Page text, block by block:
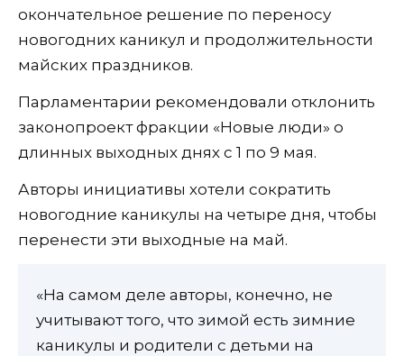
окончательное решение по переносу
новогодних каникул и продолжительности
майских праздников.
Парламентарии рекомендовали отклонить
законопроект фракции «Новые люди» о
длинных выходных днях с 1 по 9 мая.
Авторы инициативы хотели сократить
новогодние каникулы на четыре дня, чтобы
перенести эти выходные на май.
«На самом деле авторы, конечно, не
учитывают того, что зимой есть зимние
каникулы и родители с детьми на